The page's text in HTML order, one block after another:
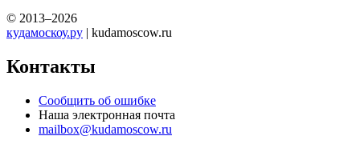
© 2013–2026
кудамоскоу.ру | kudamoscow.ru
Контакты
Сообщить об ошибке
Наша электронная почта
mailbox@kudamoscow.ru